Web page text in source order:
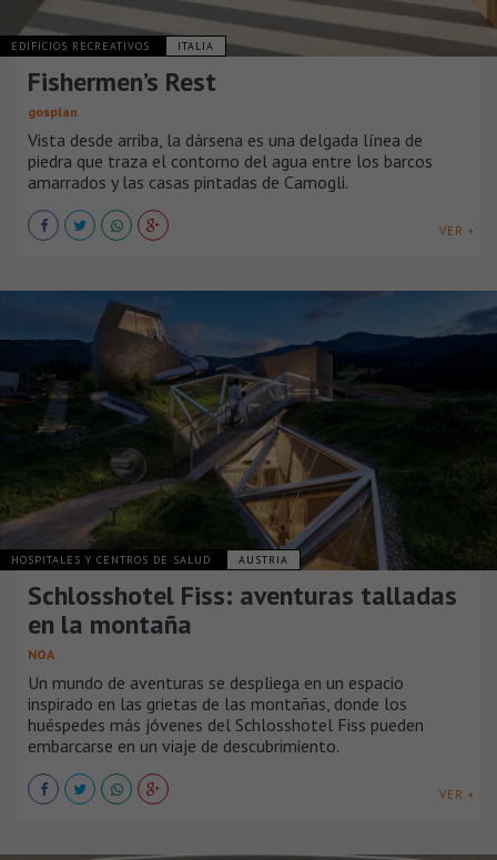
EDIFICIOS RECREATIVOS ITALIA
Fishermen’s Rest
gosplan
Vista desde arriba, la dársena es una delgada línea de
piedra que traza el contorno del agua entre los barcos
amarrados y las casas pintadas de Camogli.
VER +
HOSPITALES Y CENTROS DE SALUD AUSTRIA
Schlosshotel Fiss: aventuras talladas
en la montaña
NOA
Un mundo de aventuras se despliega en un espacio
inspirado en las grietas de las montañas, donde los
huéspedes más jóvenes del Schlosshotel Fiss pueden
embarcarse en un viaje de descubrimiento.
VER +